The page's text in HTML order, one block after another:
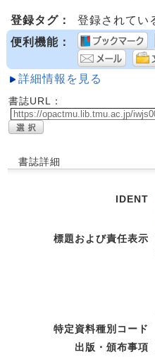
登録タグ：
登録されてい
便利機能：
詳細情報を見る
書誌URL：
書誌詳細
IDENT
標題および責任表示
特定資料種別コード
出版・頒布事項